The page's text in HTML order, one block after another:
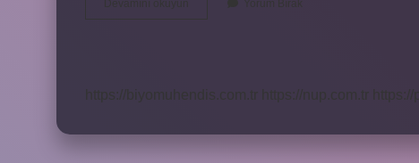
https://biyomuhendis.com.tr https://nup.com.tr https://